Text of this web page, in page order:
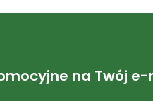
na Twój e-